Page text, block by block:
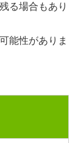
る場合もあり
能性がありま